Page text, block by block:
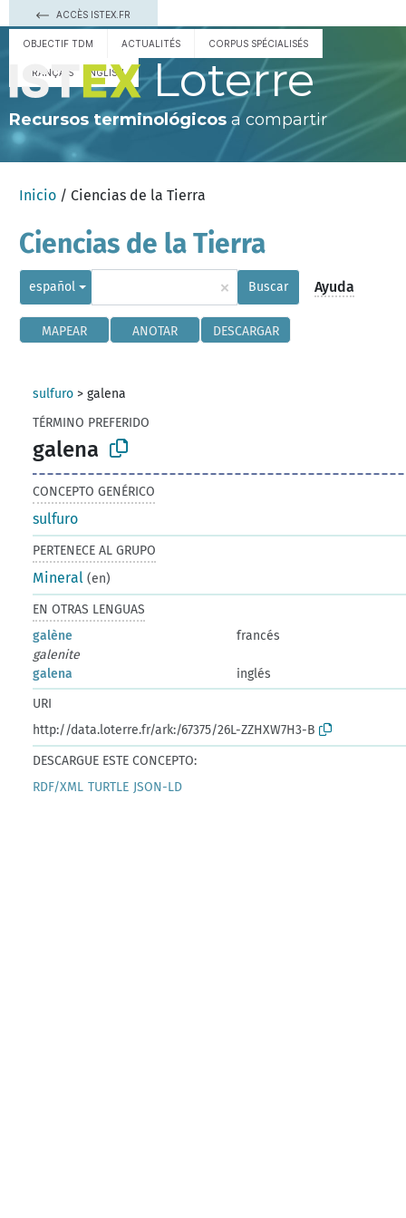
ACCÈS ISTEX.FR
OBJECTIF TDM ACTUALITÉS CORPUS SPÉCIALISÉS
FRANÇAIS ENGLISH Loterre
Recursos terminológicos a compartir
Inicio / Ciencias de la Tierra
Ciencias de la Tierra
español × Buscar Ayuda
MAPEAR ANOTAR DESCARGAR
sulfuro >galena
TÉRMINO PREFERIDO
galena
CONCEPTO GENÉRICO
sulfuro
PERTENECE AL GRUPO
Mineral (en)
EN OTRAS LENGUAS
galène
francés
galenite
galena
inglés
URI
http://data.loterre.fr/ark:/67375/26L-ZZHXW7H3-B
DESCARGUE ESTE CONCEPTO:
RDF/XML TURTLE JSON-LD